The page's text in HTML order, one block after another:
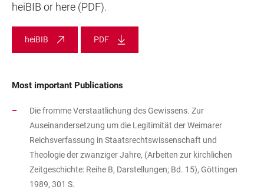
heiBIB or here (PDF).
heiBIB PDF
Most important Publications
Die fromme Verstaatlichung des Gewissens. Zur
Auseinandersetzung um die Legitimität der Weimarer
Reichsverfassung in Staatsrechtswissenschaft und
Theologie der zwanziger Jahre, (Arbeiten zur kirchlichen
Zeitgeschichte: Reihe B, Darstellungen; Bd. 15), Göttingen
1989, 301 S.